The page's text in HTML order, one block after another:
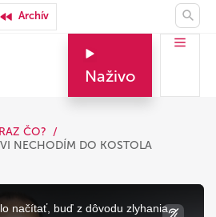
Archív
Naživo
ČO?
NECHODÍM DO KOSTOLA
načítať, buď z dôvodu zlyhania